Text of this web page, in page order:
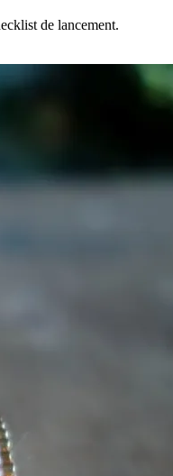
de lancement.